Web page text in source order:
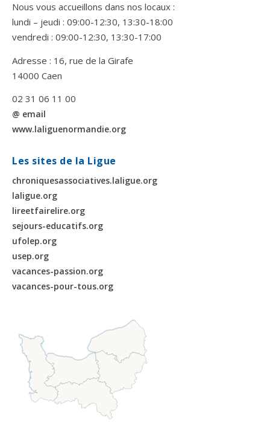
Nous vous accueillons dans nos locaux :
lundi – jeudi : 09:00-12:30, 13:30-18:00
vendredi : 09:00-12:30, 13:30-17:00
Adresse : 16, rue de la Girafe
14000 Caen
02 31 06 11 00
@ email
www.laliguenormandie.org
Les sites de la Ligue
chroniquesassociatives.laligue.org
laligue.org
lireetfairelire.org
sejours-educatifs.org
ufolep.org
usep.org
vacances-passion.org
vacances-pour-tous.org